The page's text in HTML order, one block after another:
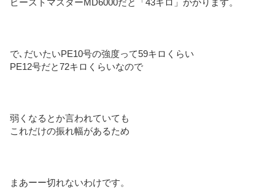
ビーストマスターMD6000だと「43キロ」かかります。
で､だいたいPE10号の強度って59キロくらい
PE12号だと72キロくらいなので
弱くなるとか言われていても
これだけの振れ幅があるため
まあーー切れないわけです。